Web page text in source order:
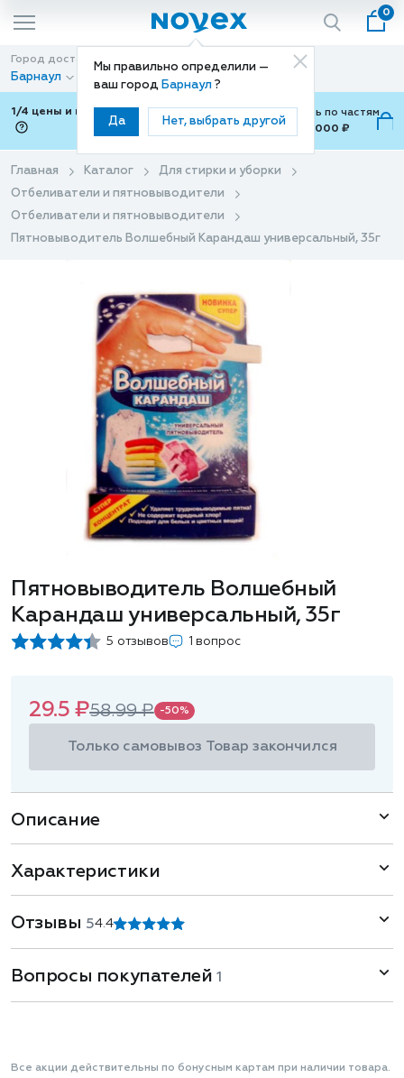
Мы правильно определили —
ваш город Барнаул ?
Да Нет, выбрать другой
0
Город доставки
Барнаул
Способ доставки
Доставка
1/4 цены и покупки ваши с Подели
Можно оплатить по частям
от 700 ₽ до 15,000 ₽
Главная Каталог
Для стирки и уборки
Отбеливатели и пятновыводители
Отбеливатели и пятновыводители
Пятновыводитель Волшебный Карандаш универсальный, 35г
Пятновыводитель Волшебный
Карандаш универсальный, 35г
5 отзывов 1 вопрос
29.5 ₽58.99 ₽ -50%
Только самовывоз Товар закончился
Описание
Характеристики
Отзывы 54.4
Вопросы покупателей 1
Все акции действительны по бонусным картам при наличии товара.